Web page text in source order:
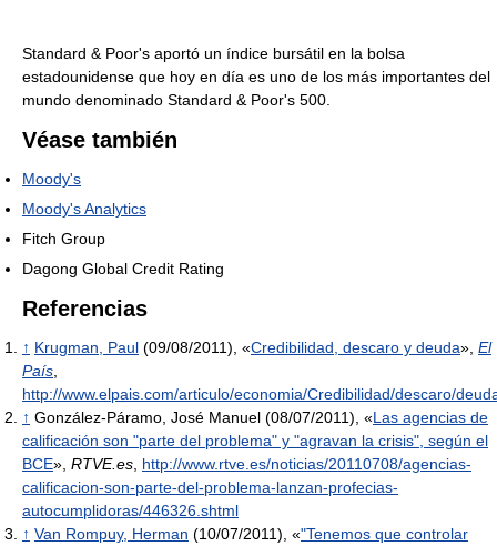
Standard & Poor's aportó un índice bursátil en la bolsa
estadounidense que hoy en día es uno de los más importantes del
mundo denominado Standard & Poor's 500.
Véase también
Moody's
Moody's Analytics
Fitch Group
Dagong Global Credit Rating
Referencias
↑ Krugman, Paul (09/08/2011), «Credibilidad, descaro y deuda», El
País
http://www.elpais.com/articulo/economia/Credibilidad/descaro/
↑ González-Páramo, José Manuel (08/07/2011), «Las agencias de
calificación son "parte del problema" y "agravan la crisis", según el
BCE», RTVE.es http://www.rtve.es/noticias/20110708/agencias-
calificacion-son-parte-del-problema-lanzan-profecias-
autocumplidoras/446326.shtml
↑ Van Rompuy, Herman (10/07/2011), «"Tenemos que controlar